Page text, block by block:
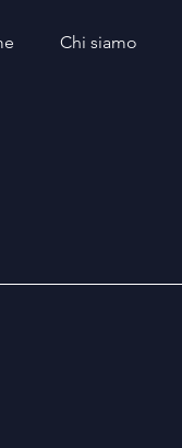
Chi siamo